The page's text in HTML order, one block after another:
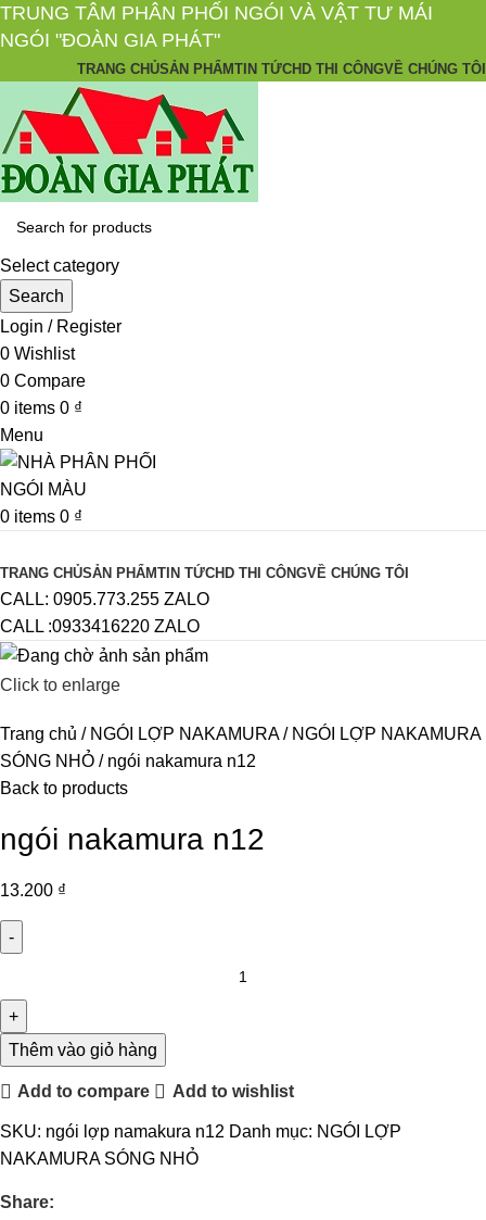
TRUNG TÂM PHÂN PHỐI NGÓI VÀ VẬT TƯ MÁI
NGÓI "ĐOÀN GIA PHÁT"
TRANG CHỦSẢN PHẨMTIN TỨCHD THI CÔNGVỀ CHÚNG TÔI
Select category
Search
Login / Register
0 Wishlist
0 Compare
0 items 0 ₫
Menu
0 items 0 ₫
TRANG CHỦSẢN PHẨMTIN TỨCHD THI CÔNGVỀ CHÚNG TÔI
CALL: 0905.773.255 ZALO
CALL :0933416220 ZALO
Click to enlarge
Trang chủ NGÓI LỢP NAKAMURA
NGÓI LỢP NAKAMURA
SÓNG NHỎ
ngói nakamura n12
Back to products
ngói nakamura n12
13.200 ₫
Thêm vào giỏ hàng
Add to compare Add to wishlist
SKU: ngói lợp namakura n12 Danh mục: NGÓI LỢP
NAKAMURA SÓNG NHỎ
Share: